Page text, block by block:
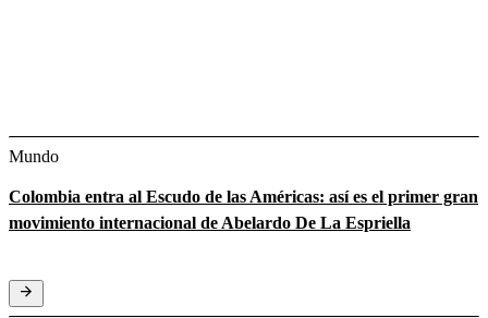
Mundo
Colombia entra al Escudo de las Américas: así es el primer gran
movimiento internacional de Abelardo De La Espriella